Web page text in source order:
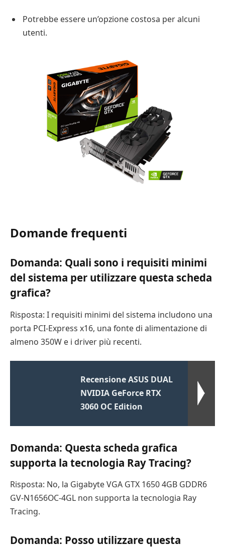
Potrebbe essere un’opzione costosa per alcuni
utenti.
Domande frequenti
Domanda: Quali sono i requisiti minimi
del sistema per utilizzare questa scheda
grafica?
Risposta: I requisiti minimi del sistema includono una
porta PCI-Express x16, una fonte di alimentazione di
almeno 350W e i driver più recenti.
Recensione ASUS DUAL
NVIDIA GeForce RTX
3060 OC Edition
Domanda: Questa scheda grafica
supporta la tecnologia Ray Tracing?
Risposta: No, la Gigabyte VGA GTX 1650 4GB GDDR6
GV-N1656OC-4GL non supporta la tecnologia Ray
Tracing.
Domanda: Posso utilizzare questa